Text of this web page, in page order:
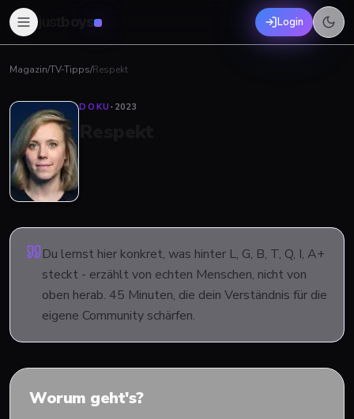
boys Login
Magazin/TV-Tipps/Respekt
DOKU· 2023
Du lernst hier konkret, was hinter L, G, B, T, Q, I, A+
steckt - erzählt von echten Menschen, nicht von
oben herab. 45 Minuten, die dein Verständnis für die
eigene Community schärfen.
Worum geht's?